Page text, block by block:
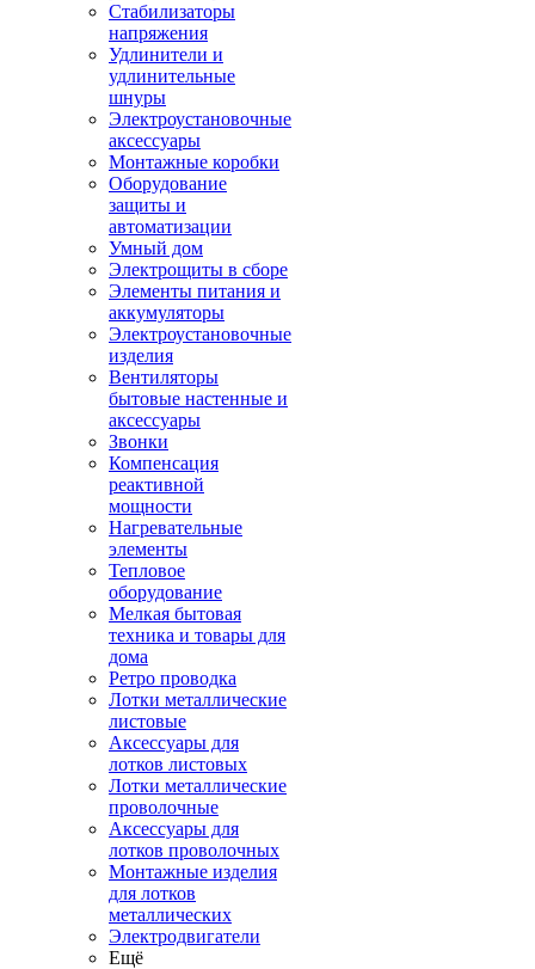
Стабилизаторы
напряжения
Удлинители и
удлинительные
шнуры
Электроустановочные
аксессуары
Монтажные коробки
Оборудование
защиты и
автоматизации
Умный дом
Электрощиты в сборе
Элементы питания и
аккумуляторы
Электроустановочные
изделия
Вентиляторы
бытовые настенные и
аксессуары
Звонки
Компенсация
реактивной
мощности
Нагревательные
элементы
Тепловое
оборудование
Мелкая бытовая
техника и товары для
дома
Ретро проводка
Лотки металлические
листовые
Аксессуары для
лотков листовых
Лотки металлические
проволочные
Аксессуары для
лотков проволочных
Монтажные изделия
для лотков
металлических
Электродвигатели
Ещё